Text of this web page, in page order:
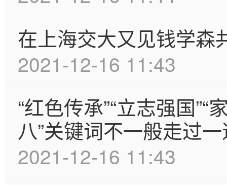
在上海交大又见钱学森
2021-12-16 11:43
“红色传承”“立志强国
八”关键词不一般走过
2021-12-16 11:43